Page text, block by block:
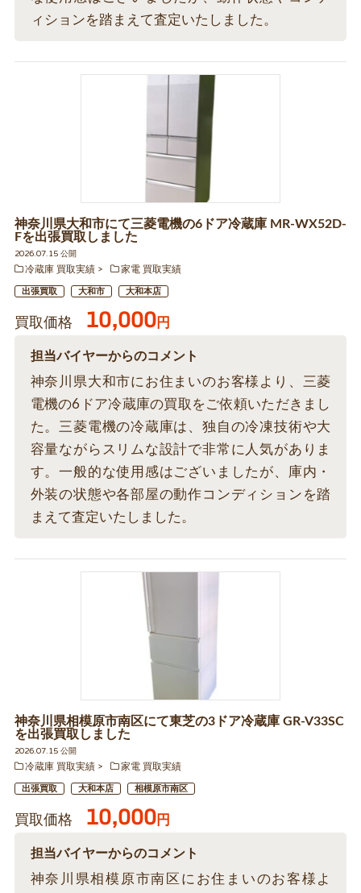
ィションを踏まえて査定いたしました。
神奈川県大和市にて三菱電機の6ドア冷蔵庫 MR-WX52D-
Fを出張買取しました
2026.07.15 公開
冷蔵庫 買取実績
家電 買取実績
出張買取 大和市 大和本店
買取価格 10,000円
担当バイヤーからのコメント
神奈川県大和市にお住まいのお客様より、三菱
電機の6ドア冷蔵庫の買取をご依頼いただきまし
た。三菱電機の冷蔵庫は、独自の冷凍技術や大
容量ながらスリムな設計で非常に人気がありま
す。一般的な使用感はございましたが、庫内・
外装の状態や各部屋の動作コンディションを踏
まえて査定いたしました。
神奈川県相模原市南区にて東芝の3ドア冷蔵庫 GR-V33SC
を出張買取しました
2026.07.15 公開
冷蔵庫 買取実績
家電 買取実績
出張買取 大和本店 相模原市南区
買取価格 10,000円
担当バイヤーからのコメント
神奈川県相模原市南区にお住まいのお客様よ